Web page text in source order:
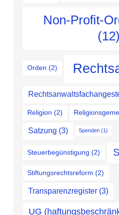
Non-Profit-
(12)
Orden (2)
Religion (2)
Satzung (3) Spenden (1)
Steuerbegünstigung (2)
Stiftungsrechtsreform (2)
Transparenzregister(3)
UG